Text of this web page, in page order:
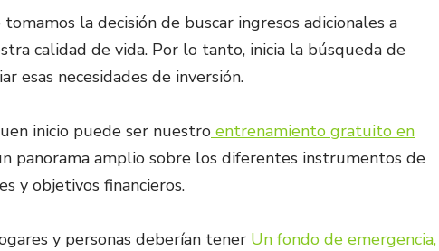
tomamos la decisión de buscar ingresos adicionales a
calidad de vida. Por lo tanto, inicia la búsqueda de
esas necesidades de inversión.
inicio puede ser nuestro entrenamiento gratuito en
panorama amplio sobre los diferentes instrumentos de
y objetivos financieros.
y personas deberían tener Un fondo de emergencia,